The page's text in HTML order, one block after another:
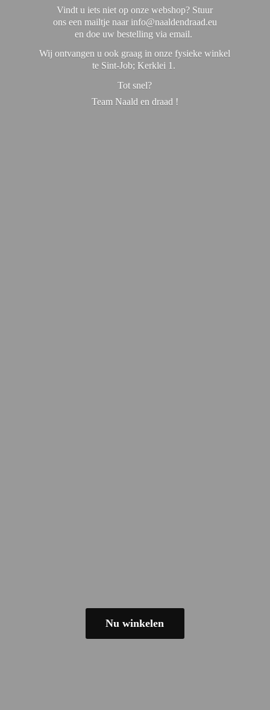
Vindt u iets niet op onze webshop? Stuur
ons een mailtje naar info@naaldendraad.eu
en doe uw bestelling via email.
Wij ontvangen u ook graag in onze fysieke winkel
te Sint-Job; Kerklei 1.
Tot snel?
Team Naald en draad !
Nu winkelen